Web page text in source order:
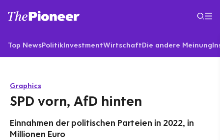
Top NewsPolitikInvestmentWirtschaftDie andere Meinung
Graphics
SPD vorn, AfD hinten
Einnahmen der politischen Parteien in 2022, in
Millionen Euro